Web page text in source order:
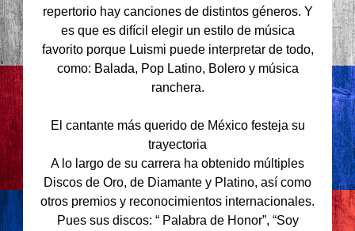
repertorio hay canciones de distintos géneros. Y
es que es difícil elegir un estilo de música
favorito porque Luismi puede interpretar de todo,
como: Balada, Pop Latino, Bolero y música
ranchera.
El cantante más querido de México festeja su
trayectoria
A lo largo de su carrera ha obtenido múltiples
Discos de Oro, de Diamante y Platino, así como
otros premios y reconocimientos internacionales.
Pues sus discos: “ Palabra de Honor”, “Soy